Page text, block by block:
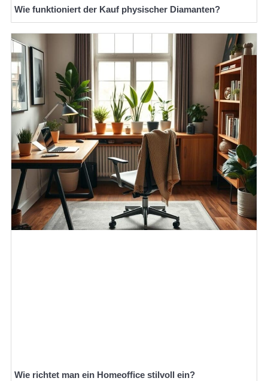
Wie funktioniert der Kauf physischer Diamanten?
Wie richtet man ein Homeoffice stilvoll ein?